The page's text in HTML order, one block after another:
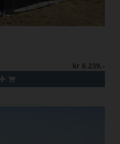
kr 6.239,-